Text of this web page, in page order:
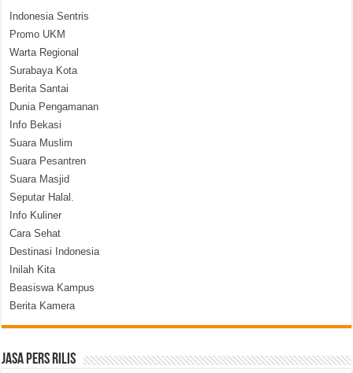
Indonesia Sentris
Promo UKM
Warta Regional
Surabaya Kota
Berita Santai
Dunia Pengamanan
Info Bekasi
Suara Muslim
Suara Pesantren
Suara Masjid
Seputar Halal.
Info Kuliner
Cara Sehat
Destinasi Indonesia
Inilah Kita
Beasiswa Kampus
Berita Kamera
Jasa Pers Rilis